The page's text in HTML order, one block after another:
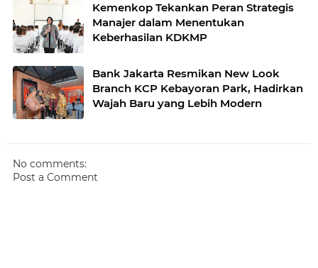
Kemenkop Tekankan Peran Strategis
Manajer dalam Menentukan
Keberhasilan KDKMP
Bank Jakarta Resmikan New Look
Branch KCP Kebayoran Park, Hadirkan
Wajah Baru yang Lebih Modern
No comments:
Post a Comment